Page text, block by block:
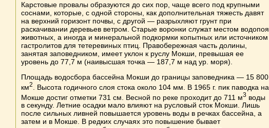
Карстовые провалы образуются до сих пор, чаще всего под крупными
соснами, которые, с одной стороны, как дополнительная тяжесть давят
на верхний горизонт почвы, с другой — разрыхляют грунт при
раскачивании деревьев ветром. Старые воронки служат местом водопоя
животных, а иногда и минеральной подкормки копытных или источником
гастролитов для тетеревиных птиц. Правобережная часть долины,
занятая заповедником, имеет уклон к руслу Мокши, превышая ее
уровень до 77,7 м (наивысшая точка — 187,7 м над ур. моря).
Площадь водосбора бассейна Мокши до границы заповедника — 15 800
км2
. Высота годичного слоя стока около 104 мм. В 1965 г. пик паводка на
Мокше достиг отметки 731 см. Весной по реке проходит до 711 м3 воды
в секунду. Летние осадки мало влияют на русловый сток Мокши. Лишь
после сильных ливней повышается уровень воды в речках бассейна, а
затем и в Мокше. В редких случаях это повышение бывает